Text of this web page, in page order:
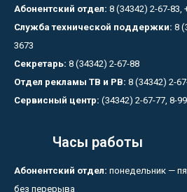
Абонентский отдел: 8 (34342) 2-67-83,
Служба технической поддержки: 8
3673
Секретарь: 8 (34342) 2-67-88
Отдел рекламы ТВ и РВ: 8 (34342) 2-
Сервисный центр: (34342) 2-67-77, 8-
Часы работы
Абонентский отдел: понедельник —
без перерыва